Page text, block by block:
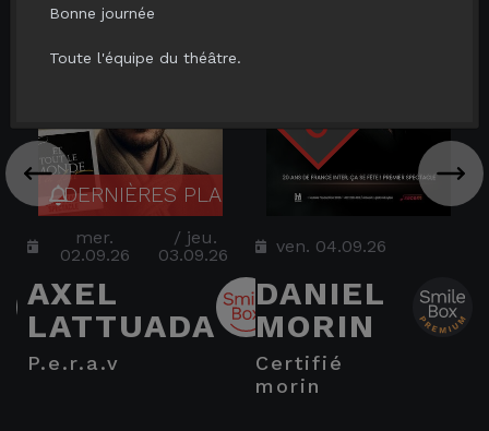
mer.
02.09.26
/ jeu.
03.09.26
AXEL
LATTUADA
p.e.r.a.v
ven. 04.09.26
DANIEL
MORIN
certifié
morin
Bonne journée
Toute l'équipe du théâtre.